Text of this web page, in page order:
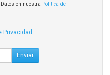
en nuestra Política de
Privacidad .
Enviar